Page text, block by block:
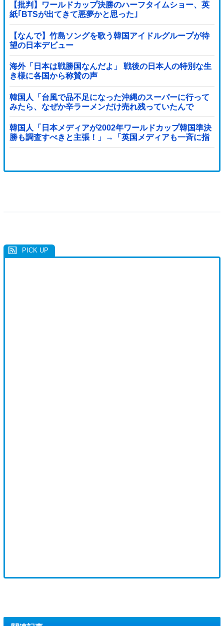
【批判】ワールドカップ決勝のハーフタイムショー、英
紙｢BTSが出てきて悪夢かと思った｣
【なんで】竹島ソングを歌う韓国アイドルグループが待
望の日本デビュー
海外「日本は戦勝国なんだよ」 戦後の日本人の特別な生
き様に各国から称賛の声
韓国人「台風で品不足になった沖縄のスーパーに行って
みたら、なぜか辛ラーメンだけ売れ残っていたんで
す…」
韓国人「日本メディアが2002年ワールドカップ韓国準決
勝も調査すべきと主張！」→「英国メディアも一斉に指
摘‥」